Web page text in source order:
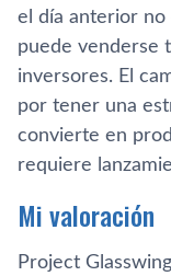
el día anterior no
puede venderse
inversores. El
por tener una
convierte en
requiere
Mi valoración
Project